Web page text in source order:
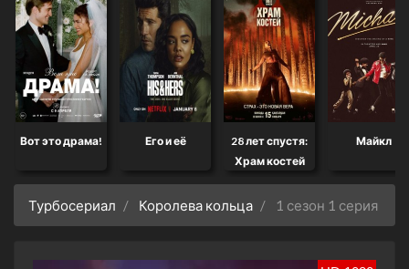
Вот это драма! Его и её
28 лет спустя:
Храм костей
Майкл
Турбосериал Королева кольца 1 сезон 1 серия